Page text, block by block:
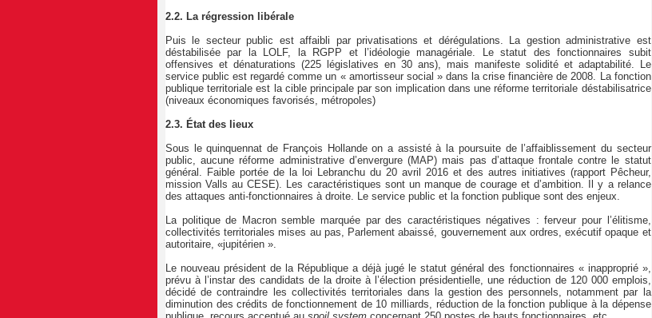
2.2. La régression libérale
Puis le secteur public est affaibli par privatisations et dérégulations. La gestion administrative est
déstabilisée par la LOLF, la RGPP et l’idéologie managériale. Le statut des fonctionnaires subit
offensives et dénaturations (225 législatives en 30 ans), mais manifeste solidité et adaptabilité. Le
service public est regardé comme un « amortisseur social » dans la crise financière de 2008. La fonction
publique territoriale est la cible principale par son implication dans une réforme territoriale déstabilisatrice
(niveaux économiques favorisés, métropoles)
2.3. État des lieux
Sous le quinquennat de François Hollande on a assisté à la poursuite de l’affaiblissement du secteur
public, aucune réforme administrative d’envergure (MAP) mais pas d’attaque frontale contre le statut
général. Faible portée de la loi Lebranchu du 20 avril 2016 et des autres initiatives (rapport Pêcheur,
mission Valls au CESE). Les caractéristiques sont un manque de courage et d’ambition. Il y a relance
des attaques anti-fonctionnaires à droite. Le service public et la fonction publique sont des enjeux.
La politique de Macron semble marquée par des caractéristiques négatives : ferveur pour l’élitisme,
collectivités territoriales mises au pas, Parlement abaissé, gouvernement aux ordres, exécutif opaque et
autoritaire, «jupitérien ».
Le nouveau président de la République a déjà jugé le statut général des fonctionnaires « inapproprié »,
prévu à l’instar des candidats de la droite à l’élection présidentielle, une réduction de 120 000 emplois,
décidé de contraindre les collectivités territoriales dans la gestion des personnels, notamment par la
diminution des crédits de fonctionnement de 10 milliards, réduction de la fonction publique à la dépense